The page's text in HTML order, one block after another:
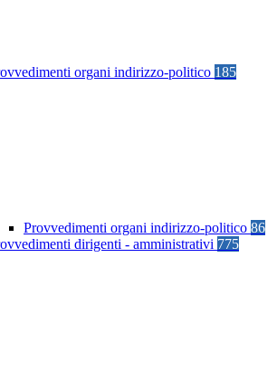
organi indirizzo-politico 185
Provvedimenti organi indirizzo-politico 86
dirigenti - amministrativi 775